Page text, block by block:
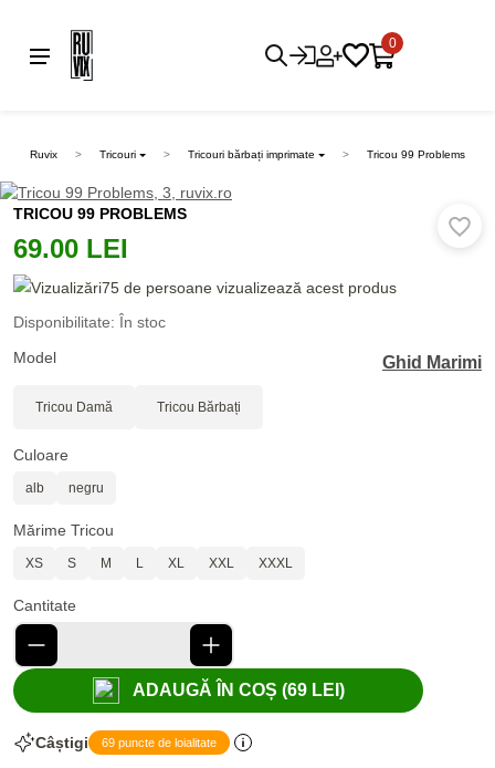
0
Ruvix Tricouri Tricouri bărbați imprimate Tricou 99 Problems
TRICOU 99 PROBLEMS
69.00 LEI
75 de persoane vizualizează acest produs
Disponibilitate: În stoc
Model
Ghid Marimi
Tricou Damă Tricou Bărbați
Culoare
alb negru
Mărime Tricou
XS S M L XL XXL XXXL
Cantitate
ADAUGĂ ÎN COȘ (69 LEI)
Câștigi 69 puncte de loialitate